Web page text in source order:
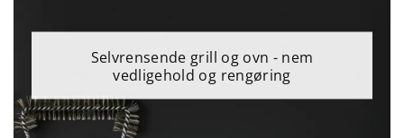
Selvrensende grill og ovn - nem
vedligehold og rengøring